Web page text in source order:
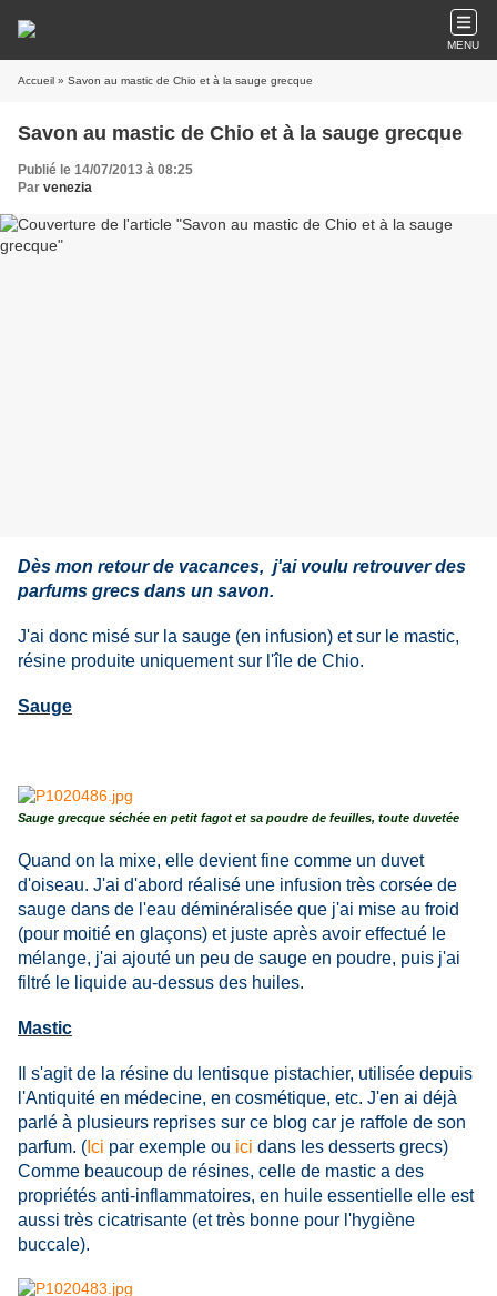
MENU
Accueil » Savon au mastic de Chio et à la sauge grecque
Savon au mastic de Chio et à la sauge grecque
Publié le 14/07/2013 à 08:25
Par venezia
Dès mon retour de vacances, j'ai voulu retrouver des
parfums grecs dans un savon.
J'ai donc misé sur la sauge (en infusion) et sur le mastic,
résine produite uniquement sur l'île de Chio.
Sauge
Sauge grecque séchée en petit fagot et sa poudre de feuilles, toute duvetée
Quand on la mixe, elle devient fine comme un duvet
d'oiseau. J'ai d'abord réalisé une infusion très corsée de
sauge dans de l'eau déminéralisée que j'ai mise au froid
(pour moitié en glaçons) et juste après avoir effectué le
mélange, j'ai ajouté un peu de sauge en poudre, puis j'ai
filtré le liquide au-dessus des huiles.
Mastic
Il s'agit de la résine du lentisque pistachier, utilisée depuis
l'Antiquité en médecine, en cosmétique, etc. J'en ai déjà
parlé à plusieurs reprises sur ce blog car je raffole de son
parfum. ( Ici par exemple ou ici dans les desserts grecs)
Comme beaucoup de résines, celle de mastic a des
propriétés anti-inflammatoires, en huile essentielle elle est
aussi très cicatrisante (et très bonne pour l'hygiène
buccale).